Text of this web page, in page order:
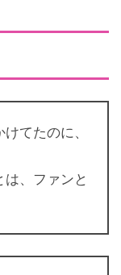
てたのに、
、ファンと